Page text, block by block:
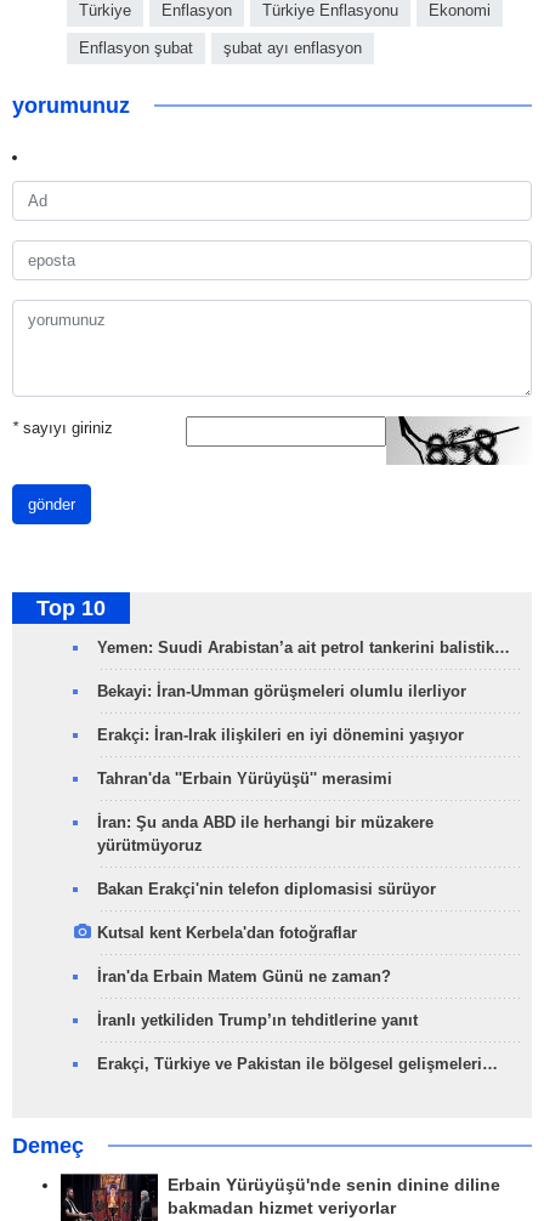
Türkiye Enflasyon Türkiye Enflasyonu Ekonomi
Enflasyon şubat şubat ayı enflasyon
yorumunuz
*sayıyı giriniz
gönder
Top 10
Yemen: Suudi Arabistan’a ait petrol tankerini balistik…
Bekayi: İran-Umman görüşmeleri olumlu ilerliyor
Erakçi: İran-Irak ilişkileri en iyi dönemini yaşıyor
Tahran'da ''Erbain Yürüyüşü'' merasimi
İran: Şu anda ABD ile herhangi bir müzakere
yürütmüyoruz
Bakan Erakçi'nin telefon diplomasisi sürüyor
Kutsal kent Kerbela'dan fotoğraflar
İran'da Erbain Matem Günü ne zaman?
İranlı yetkiliden Trump’ın tehditlerine yanıt
Erakçi, Türkiye ve Pakistan ile bölgesel gelişmeleri…
Demeç
Erbain Yürüyüşü'nde senin dinine diline
bakmadan hizmet veriyorlar